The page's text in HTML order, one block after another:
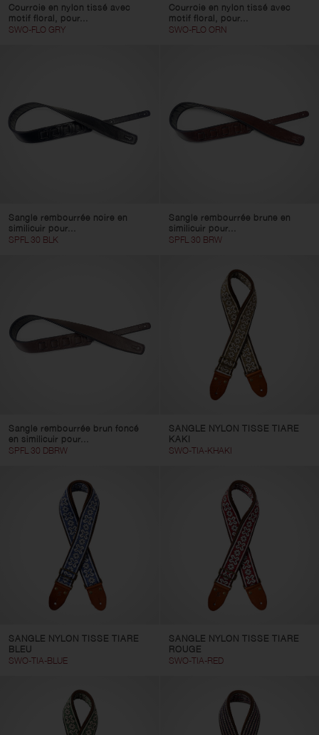
Courroie en nylon tissé avec
motif floral, pour...
SWO-FLO GRY
Courroie en nylon tissé avec
motif floral, pour...
SWO-FLO ORN
Sangle rembourrée noire en
similicuir pour...
SPFL 30 BLK
Sangle rembourrée brune en
similicuir pour...
SPFL 30 BRW
Sangle rembourrée brun foncé
en similicuir pour...
SPFL 30 DBRW
SANGLE NYLON TISSE TIARE
KAKI
SWO-TIA-KHAKI
SANGLE NYLON TISSE TIARE
BLEU
SWO-TIA-BLUE
SANGLE NYLON TISSE TIARE
ROUGE
SWO-TIA-RED